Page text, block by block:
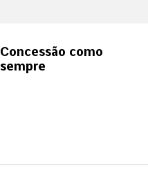
Concessão como
sempre